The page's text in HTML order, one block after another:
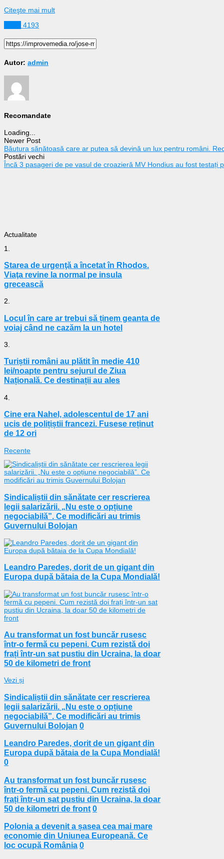
Citeşte mai mult
4193
Autor: admin
Recomandate
Loading...
Newer Post
Băutura sănătoasă care ar putea să devină un lux pentru români.
Postări vechi
Încă 3 pasageri de pe vasul de croazieră MV Hondius au fost testați
Actualitate
1.
Starea de urgenţă a încetat în Rhodos.
Viaţa revine la normal pe insula
grecească
2.
Locul în care ar trebui să ținem geanta de
voiaj când ne cazăm la un hotel
3.
Turiștii români au plătit în medie 410
lei/noapte pentru sejurul de Ziua
Națională. Ce destinații au ales
4.
Cine era Nahel, adolescentul de 17 ani
ucis de polițiștii francezi. Fusese reținut
de 12 ori
Recente
Sindicaliștii din sănătate cer rescrierea
legii salarizării. „Nu este o opțiune
negociabilă”. Ce modificări au trimis
Guvernului Bolojan
Leandro Paredes, dorit de un gigant din
Europa după bătaia de la Cupa Mondială!
Au transformat un fost buncăr rusesc
într-o fermă cu pepeni. Cum rezistă doi
frați într-un sat pustiu din Ucraina, la doar
50 de kilometri de front
Vezi și
Sindicaliștii din sănătate cer rescrierea
legii salarizării. „Nu este o opțiune
negociabilă”. Ce modificări au trimis
Guvernului Bolojan 0
Leandro Paredes, dorit de un gigant din
Europa după bătaia de la Cupa Mondială!
0
Au transformat un fost buncăr rusesc
într-o fermă cu pepeni. Cum rezistă doi
frați într-un sat pustiu din Ucraina, la doar
50 de kilometri de front 0
Polonia a devenit a șasea cea mai mare
economie din Uniunea Europeană. Ce
loc ocupă România 0